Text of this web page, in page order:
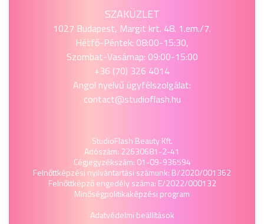
SZAKÜZLET
1027 Budapest, Margit krt. 48. 1.em./7.
Hétfő-Péntek: 08:00-15:30,
Szombat-Vasárnap: 09:00-15:00
+36 (70) 326 4014
Angol nyelvű ügyfélszolgálat:
contact@studioflash.hu
StudioFlash Beauty Kft.
Adószám: 22630681-2-41
Cégjegyzékszám: 01-09-936594
Felnőttképzési nyilvántartási számunk: B/2020/001362
Felnőttképző engedély száma: E/2022/000132
Minőségpolitikaképzési program
Adatvédelmi beállítások